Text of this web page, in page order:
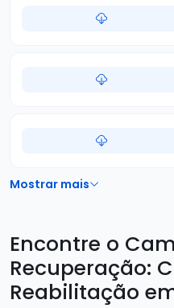
Mostrar mais
Encontre o
Recuperação:
Reabilitação